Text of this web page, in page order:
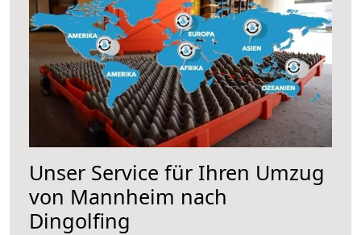
Unser Service für Ihren Umzug
von Mannheim nach
Dingolfing